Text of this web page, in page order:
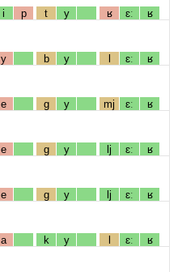
i p t y ʁ ɛː ʁ
y b y l ɛː ʁ
e g y mj ɛː ʁ
e g y lj ɛː ʁ
e g y lj ɛː ʁ
a k y l ɛː ʁ